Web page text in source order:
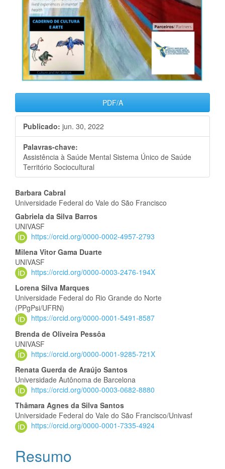
PDF/A
Publicado: jun. 30, 2022
Palavras-chave:
Assistência à Saúde Mental Sistema Único de Saúde
Território Sociocultural
Conteúdo
do
artigo
principal
Barbara Cabral
Universidade Federal do Vale do São Francisco
Gabriela da Silva Barros
UNIVASF
https://orcid.org/0000-0002-4957-2793
Milena Vitor Gama Duarte
UNIVASF
https://orcid.org/0000-0003-2476-194X
Lorena Silva Marques
Universidade Federal do Rio Grande do Norte
(PPgPsi/UFRN)
https://orcid.org/0000-0001-5491-8587
Brenda de Oliveira Pessôa
UNIVASF
https://orcid.org/0000-0001-9285-721X
Renata Guerda de Araújo Santos
Universidade Autônoma de Barcelona
https://orcid.org/0000-0003-0682-8880
Thâmara Agnes da Silva Santos
Universidade Federal do Vale do São Francisco/Univasf
https://orcid.org/0000-0001-7335-4924
Resumo